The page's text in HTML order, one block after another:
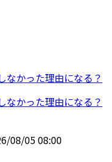
なかった理由になる？
なかった理由になる？
08/05 08:00